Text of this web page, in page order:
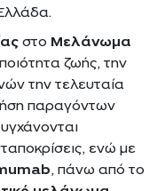
στο Μελάνωμα
ζωής, την
την τελευταία
παραγόντων
ενώ με
, πάνω από το